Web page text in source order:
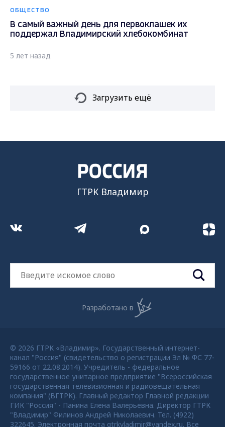
ОБЩЕСТВО
В самый важный день для первоклашек их
поддержал Владимирский хлебокомбинат
5 лет назад
Загрузить ещё
ГТРК Владимир
Разработано в
© 2026 ГТРК «Владимир». Государственный интернет-
канал "Россия" (свидетельство о регистрации Эл № ФС 77-
59166 от 22.08.2014). Учредитель - федеральное
государственное унитарное предприятие "Всероссийская
государственная телевизионная и радиовещательная
компания" (ВГТРК). Главный редактор Главной редакции
ГИК "Россия" - Панина Елена Валерьевна. Директор ГТРК
"Владимир" Филинов Андрей Николаевич. Тел. (4922)
322645. Электронная почта gtrkvladimir@yandex.ru. Все